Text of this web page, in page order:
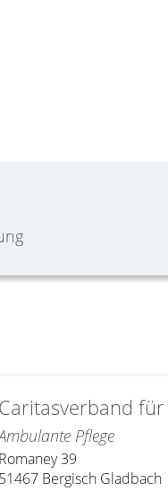
Caritasverband
Pflege
Romaney 39
51467 Bergisch Gladbach